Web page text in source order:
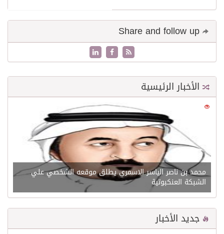
الأخبار الرئيسية
21580
محمد بن ناصر الياسر الاسمري يطلق موقعه الشخصي علي
الشبكة العنكبوتية
جديد الأخبار